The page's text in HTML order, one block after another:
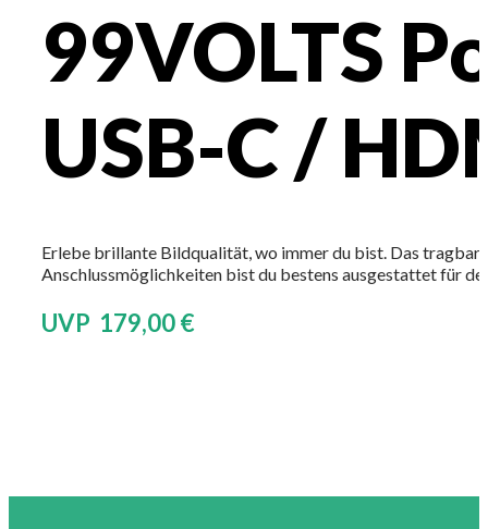
99VOLTS
USB-C /
Erlebe brillante Bildqualität, wo immer du bist. Das
Anschlussmöglichkeiten bist du bestens ausgestattet für
UVP 179,00 €